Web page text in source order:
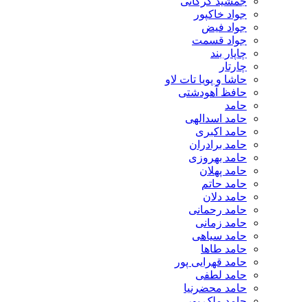
جواد خاکپور
جواد فیض
جواد قسمت
چاپار بند
چارتار
حاشا و پویا تات لاو
حافظ آهودشتی
حامد
حامد اسدالهی
حامد اکبری
حامد برادران
حامد بهروزی
حامد پهلان
حامد حاتم
حامد دلان
حامد رحمانی
حامد زمانی
حامد سیاهی
حامد طاها
حامد قهرایی پور
حامد لطفی
حامد محضرنیا